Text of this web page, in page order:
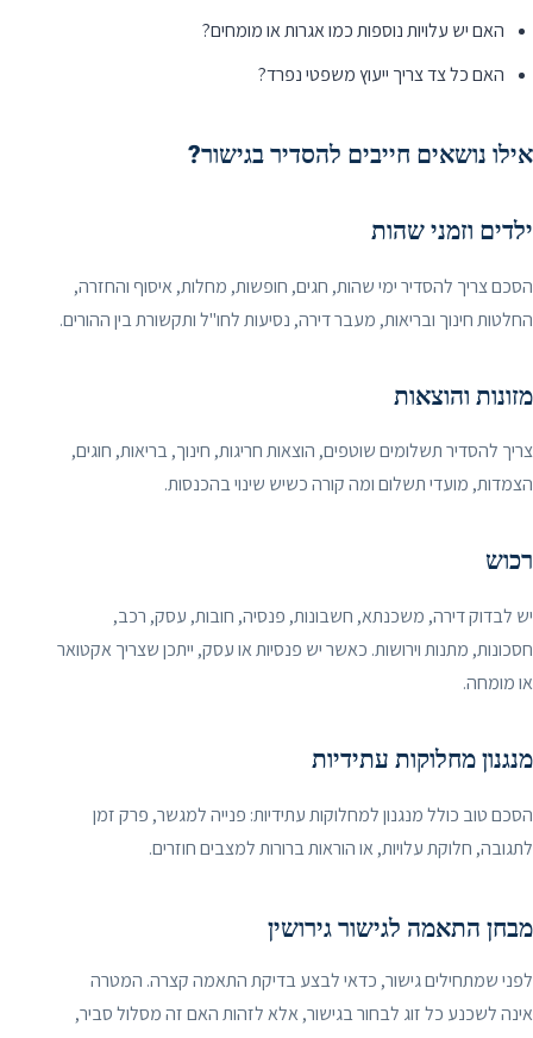
האם יש עלויות נוספות כמו אגרות או מומחים?
האם כל צד צריך ייעוץ משפטי נפרד?
אילו נושאים חייבים להסדיר בגישור?
ילדים וזמני שהות
הסכם צריך להסדיר ימי שהות, חגים, חופשות, מחלות, איסוף והחזרה,
החלטות חינוך ובריאות, מעבר דירה, נסיעות לחו"ל ותקשורת בין ההורים.
מזונות והוצאות
צריך להסדיר תשלומים שוטפים, הוצאות חריגות, חינוך, בריאות, חוגים,
הצמדות, מועדי תשלום ומה קורה כשיש שינוי בהכנסות.
רכוש
יש לבדוק דירה, משכנתא, חשבונות, פנסיה, חובות, עסק, רכב,
חסכונות, מתנות וירושות. כאשר יש פנסיות או עסק, ייתכן שצריך אקטואר
או מומחה.
מנגנון מחלוקות עתידיות
הסכם טוב כולל מנגנון למחלוקות עתידיות: פנייה למגשר, פרק זמן
לתגובה, חלוקת עלויות, או הוראות ברורות למצבים חוזרים.
מבחן התאמה לגישור גירושין
לפני שמתחילים גישור, כדאי לבצע בדיקת התאמה קצרה. המטרה
אינה לשכנע כל זוג לבחור בגישור, אלא לזהות האם זה מסלול סביר,